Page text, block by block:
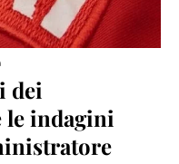
dei
le indagini